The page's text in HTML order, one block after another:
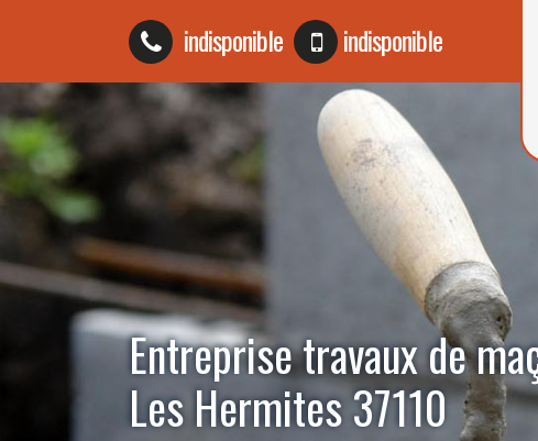
indisponible indisponible
Entreprise travaux de
Les Hermites 37110